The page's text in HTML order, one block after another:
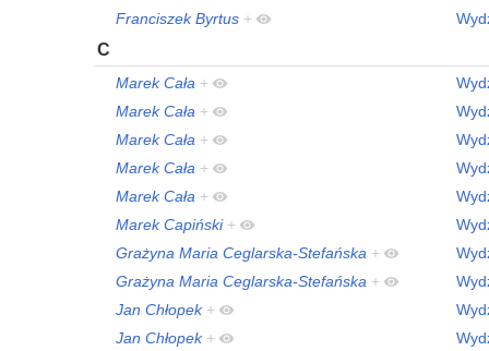
Franciszek Byrtus +
C
Marek Cała +
Marek Cała +
Marek Cała +
Marek Cała +
Marek Cała +
Marek Capiński +
Grażyna Maria Ceglarska-Stefańska +
Grażyna Maria Ceglarska-Stefańska +
Jan Chłopek +
Jan Chłopek +